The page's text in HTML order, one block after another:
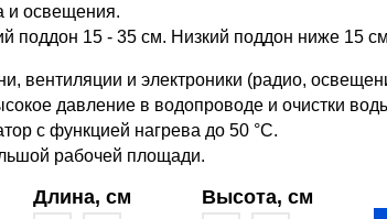
и освещения.
поддон 15 - 35 см. Низкий поддон ниже 15
вентиляции и электроники (радио,
давление в водопроводе и очистки
с функцией нагрева до 50 °С.
рабочей площади.
Длина, см Высота, см